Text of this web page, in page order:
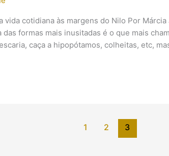
vida cotidiana às margens do Nilo Por
formas mais inusitadas é o que mais
caça a hipopótamos, colheitas, etc,
1 2 3